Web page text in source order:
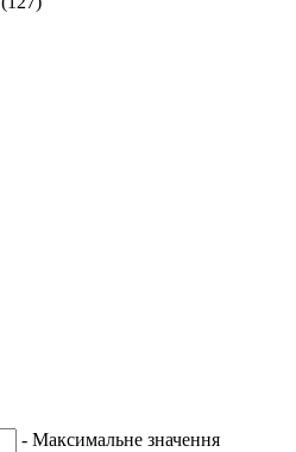
- Максимальне значення